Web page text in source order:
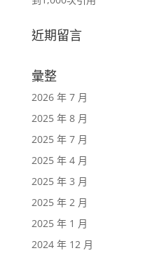
近期留言
彙整
2026 年 7 月
2025 年 8 月
2025 年 7 月
2025 年 4 月
2025 年 3 月
2025 年 2 月
2025 年 1 月
2024 年 12 月